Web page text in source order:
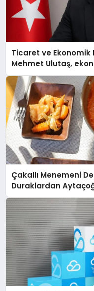
Ticaret ve Ekonomik
Mehmet Ulutaş,
açıklamada şunları
Çakallı Menemeni
Duraklardan